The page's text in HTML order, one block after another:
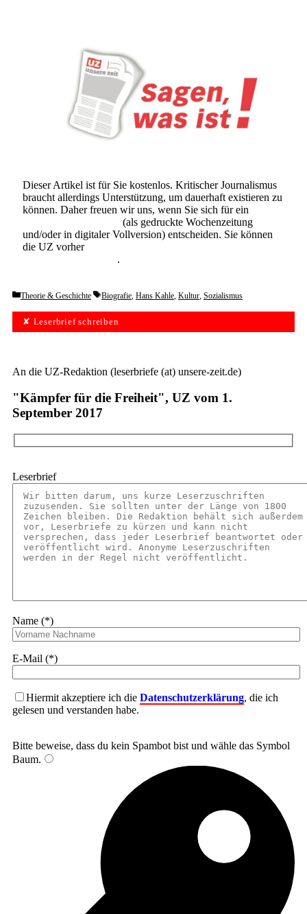
Dieser Artikel ist für Sie kostenlos. Kritischer Journalismus
braucht allerdings Unterstützung, um dauerhaft existieren zu
können. Daher freuen wir uns, wenn Sie sich für ein
(als gedruckte Wochenzeitung
und/oder in digitaler Vollversion) entscheiden. Sie können
die UZ vorher
.
Categories
Theorie & Geschichte Tags
Biografie, Hans Kahle, Kultur, Sozialismus
✘ Leserbrief schreiben
An die UZ-Redaktion (leserbriefe (at) unsere-zeit.de)
"Kämpfer für die Freiheit", UZ vom 1.
September 2017
Leserbrief
Name (*)
E-Mail (*)
Hiermit akzeptiere ich die Datenschutzerklärung, die ich
gelesen und verstanden habe.
Bitte beweise, dass du kein Spambot bist und wähle das Symbol
Baum.